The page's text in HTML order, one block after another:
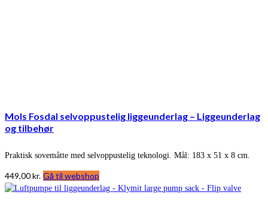
Mols Fosdal selvoppustelig liggeunderlag – Liggeunderlag
og tilbehør
Praktisk sovemåtte med selvoppustelig teknologi. Mål: 183 x 51 x 8 cm.
449,00kr. Gå til webshop